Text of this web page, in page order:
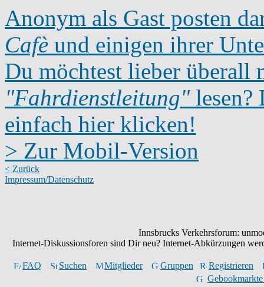
Anonym als Gast posten
Cafè und einigen ihrer
Du möchtest lieber überall
"Fahrdienstleitung"lesen?
einfach hier klicken!
> Zur Mobil-Version
< Zurück
Impressum/Datenschutz
Innsbrucks Verkehrsforum:
Internet-Diskussionsforen sind Dir neu? Internet-Abkürzungen
FAQ Suchen Mitglieder Gruppen
Registrieren